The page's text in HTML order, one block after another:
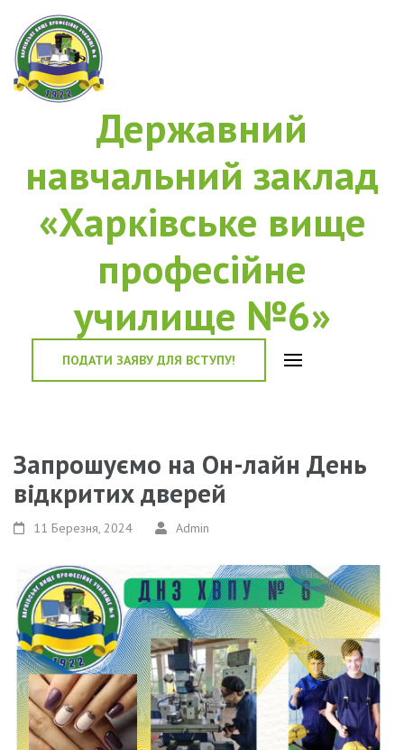
Державний
навчальний заклад
«Харківське вище
професійне
училище №6»
ПОДАТИ ЗАЯВУ ДЛЯ ВСТУПУ!
Запрошуємо на Он-лайн День
відкритих дверей
11 Березня, 2024 Admin